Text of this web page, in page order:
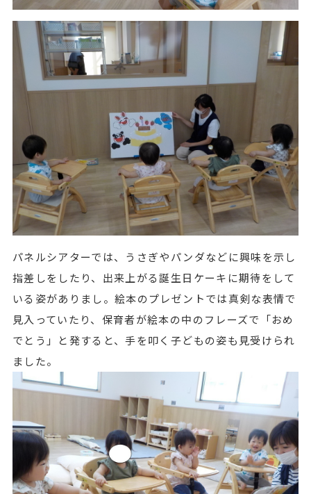
パネルシアターでは、うさぎやパンダなどに興味を示し
指差しをしたり、出来上がる誕生日ケーキに期待をして
いる姿がありまし。絵本のプレゼントでは真剣な表情で
見入っていたり、保育者が絵本の中のフレーズで「おめ
でとう」と発すると、手を叩く子どもの姿も見受けられ
ました。